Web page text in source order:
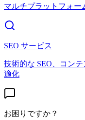
マルチプラットフォー
SEO サービス
技術的な SEO、コン
適化
お困りですか？